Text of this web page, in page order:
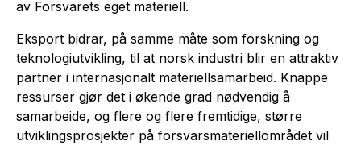
av Forsvarets eget materiell.
Eksport bidrar, på samme måte som forskning og
teknologiutvikling, til at norsk industri blir en attraktiv
partner i internasjonalt materiellsamarbeid. Knappe
ressurser gjør det i økende grad nødvendig å
samarbeide, og flere og flere fremtidige, større
utviklingsprosjekter på forsvarsmateriellområdet vil